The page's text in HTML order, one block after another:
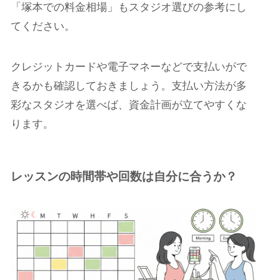
「塚本での料金相場」もスタジオ選びの参考にし
てください。
クレジットカードや電子マネーなどで支払いがで
きるかも確認しておきましょう。支払い方法が多
彩なスタジオを選べば、資金計画が立てやすくな
ります。
レッスンの時間帯や回数は自分に合うか？